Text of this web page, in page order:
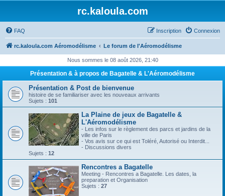
rc.kaloula.com
FAQ Connexion
Inscription
rc.kaloula.com Aéromodélisme Le forum de l'Aéromodélisme
Nous sommes le 08 août 2026, 21:40
Présentation & à propos de Bagatelle & L'Aéromodélisme
Présentation & Post de bienvenue
histoire de se familiariser avec les nouveaux arrivants
Sujets : 101
La Plaine de jeux de Bagatelle &
L'Aéromodélisme
- Les infos sur le règlement des parcs et jardins de la
ville de Paris
- Vos avis sur ce qui est Toléré, Autorisé ou Interdit...
- Discussions divers
Sujets : 12
Rencontres a Bagatelle
Meeting - Rencontres a Bagatelle. Les dates, la
preparation et Organisation
Sujets : 27